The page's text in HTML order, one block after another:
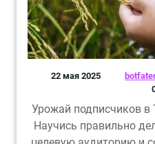
22 мая 2025
Урожай подписчиков в
Научись правильно